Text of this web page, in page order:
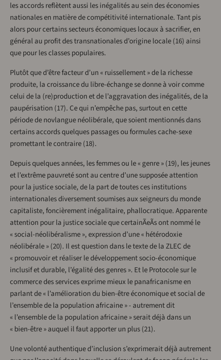
les accords reflètent aussi les inégalités au sein des économies
nationales en matière de compétitivité internationale. Tant pis
alors pour certains secteurs économiques locaux à sacrifier, en
général au profit des transnationales d’origine locale (16) ainsi
que pour les classes populaires.
Plutôt que d’être facteur d’un « ruissellement » de la richesse
produite, la croissance du libre-échange se donne à voir comme
celui de la (re)production et de l’aggravation des inégalités, de la
paupérisation (17). Ce qui n’empêche pas, surtout en cette
période de novlangue néolibérale, que soient mentionnés dans
certains accords quelques passages ou formules cache-sexe
promettant le contraire (18).
Depuis quelques années, les femmes ou le « genre » (19), les jeunes
et l’extrême pauvreté sont au centre d’une supposée attention
pour la justice sociale, de la part de toutes ces institutions
internationales diversement soumises aux seigneurs du monde
capitaliste, foncièrement inégalitaire, phallocratique. Apparente
attention pour la justice sociale que certainÃeÃs ont nommé le
« social-néolibéralisme », expression d’une « hétérodoxie
néolibérale » (20). Il est question dans le texte de la ZLEC de
« promouvoir et réaliser le développement socio-économique
inclusif et durable, l’égalité des genres ». Et le Protocole sur le
commerce des services exprime mieux le panafricanisme en
parlant de « l’amélioration du bien-être économique et social de
l’ensemble de la population africaine » - autrement dit
« l’ensemble de la population africaine » serait déjà dans un
« bien-être » auquel il faut apporter un plus (21).
Une volonté authentique d’inclusion s’exprimerait déjà autrement